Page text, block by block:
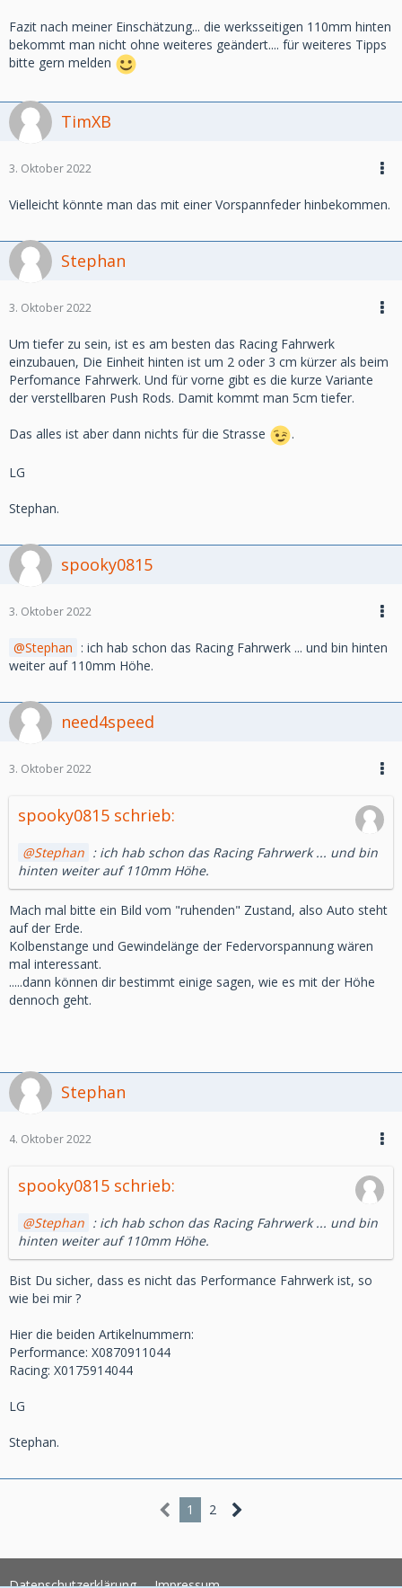
Fazit nach meiner Einschätzung... die werksseitigen 110mm hinten
bekommt man nicht ohne weiteres geändert.... für weiteres Tipps
bitte gern melden
TimXB
3. Oktober 2022
Vielleicht könnte man das mit einer Vorspannfeder hinbekommen.
Stephan
3. Oktober 2022
Um tiefer zu sein, ist es am besten das Racing Fahrwerk
einzubauen, Die Einheit hinten ist um 2 oder 3 cm kürzer als beim
Perfomance Fahrwerk. Und für vorne gibt es die kurze Variante
der verstellbaren Push Rods. Damit kommt man 5cm tiefer.
Das alles ist aber dann nichts für die Strasse .
LG
Stephan.
spooky0815
3. Oktober 2022
Stephan : ich hab schon das Racing Fahrwerk ... und bin hinten
weiter auf 110mm Höhe.
need4speed
3. Oktober 2022
spooky0815 schrieb:
Stephan : ich hab schon das Racing Fahrwerk ... und bin
hinten weiter auf 110mm Höhe.
Mach mal bitte ein Bild vom "ruhenden" Zustand, also Auto steht
auf der Erde.
Kolbenstange und Gewindelänge der Federvorspannung wären
mal interessant.
.....dann können dir bestimmt einige sagen, wie es mit der Höhe
dennoch geht.
Stephan
4. Oktober 2022
spooky0815 schrieb:
Stephan : ich hab schon das Racing Fahrwerk ... und bin
hinten weiter auf 110mm Höhe.
Bist Du sicher, dass es nicht das Performance Fahrwerk ist, so
wie bei mir ?
Hier die beiden Artikelnummern:
Performance: X0870911044
Racing: X0175914044
LG
Stephan.
1 2